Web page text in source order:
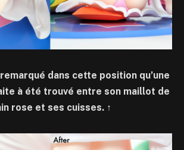
dans cette position qu’une
à été trouvé entre son maillot de
rose et ses cuisses. ↑